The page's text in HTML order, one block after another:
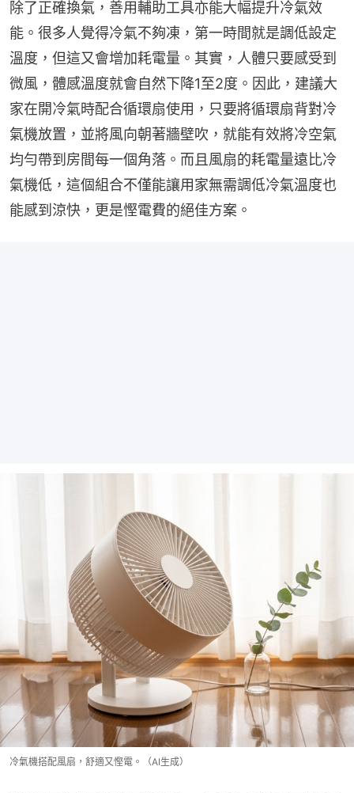
除了正確換氣，善用輔助工具亦能大幅提升冷氣效
能。很多人覺得冷氣不夠凍，第一時間就是調低設定
溫度，但這又會增加耗電量。其實，人體只要感受到
微風，體感溫度就會自然下降1至2度。因此，建議大
家在開冷氣時配合循環扇使用，只要將循環扇背對冷
氣機放置，並將風向朝著牆壁吹，就能有效將冷空氣
均勻帶到房間每一個角落。而且風扇的耗電量遠比冷
氣機低，這個組合不僅能讓用家無需調低冷氣溫度也
能感到涼快，更是慳電費的絕佳方案。
冷氣機搭配風扇，舒適又慳電。（AI生成）